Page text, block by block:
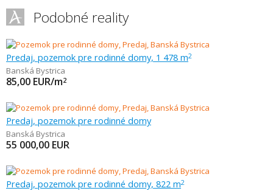
Podobné reality
Predaj, pozemok pre rodinné domy, 1 478 m2
Banská Bystrica
85,00 EUR/m2
Predaj, pozemok pre rodinné domy
Banská Bystrica
55 000,00 EUR
Predaj, pozemok pre rodinné domy, 822 m2